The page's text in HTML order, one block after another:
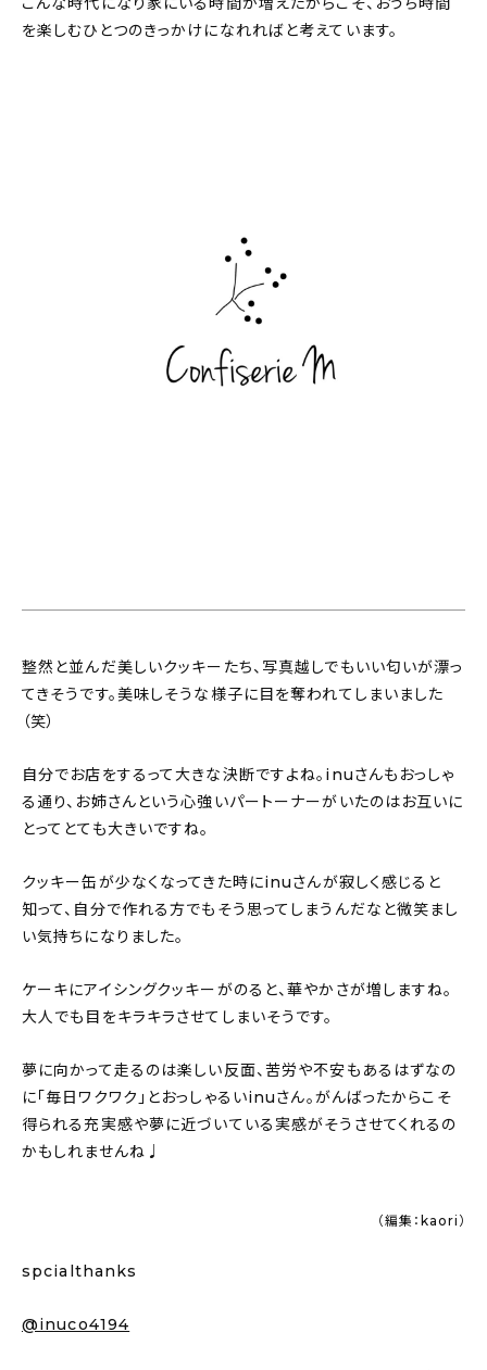
を楽しむひとつのきっかけになれればと考えています。
整然と並んだ美しいクッキーたち、写真越しでもいい匂いが漂っ
てきそうです。美味しそうな様子に目を奪われてしまいました
（笑）
自分でお店をするって大きな決断ですよね。inuさんもおっしゃ
る通り、お姉さんという心強いパートーナーがいたのはお互いに
とってとても大きいですね。
クッキー缶が少なくなってきた時にinuさんが寂しく感じると
知って、自分で作れる方でもそう思ってしまうんだなと微笑まし
い気持ちになりました。
ケーキにアイシングクッキーがのると、華やかさが増しますね。
大人でも目をキラキラさせてしまいそうです。
夢に向かって走るのは楽しい反面、苦労や不安もあるはずなの
に「毎日ワクワク」とおっしゃるいinuさん。がんばったからこそ
得られる充実感や夢に近づいている実感がそうさせてくれるの
かもしれませんね♩
（編集：kaori）
spcialthanks
@inuco4194